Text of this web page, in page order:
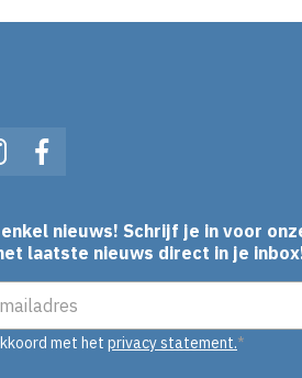
Facebook
nieuws! Schrijf je in voor
laatste nieuws direct in je
met het privacy statement.